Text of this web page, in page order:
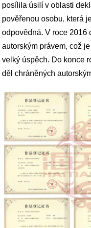
posílila úsilí v oblasti
pověřenou osobu, která
odpovědná. V roce 2016
autorským právem, což
velký úspěch. Do konce
děl chráněných